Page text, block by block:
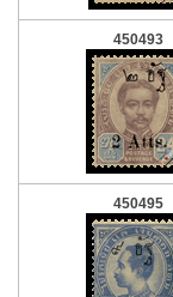
450493
450495